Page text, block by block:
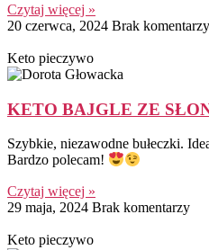
Czytaj więcej »
20 czerwca, 2024 Brak komentarzy
Keto pieczywo
KETO BAJGLE ZE
Szybkie, niezawodne bułeczki.
Bardzo polecam!
Czytaj więcej »
29 maja, 2024 Brak komentarzy
Keto pieczywo